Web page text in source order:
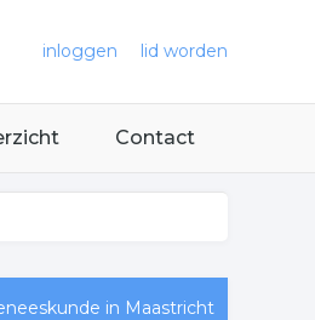
inloggen lid worden
Contact
in Maastricht